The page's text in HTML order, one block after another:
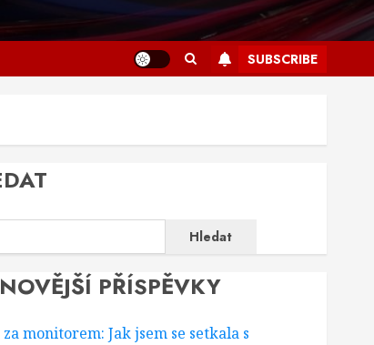
SUBSCRIBE
Hledat
PŘÍSPĚVKY
monitorem: Jak jsem se setkala s